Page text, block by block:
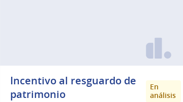
Incentivo al resguardo de
patrimonio
En
análisis